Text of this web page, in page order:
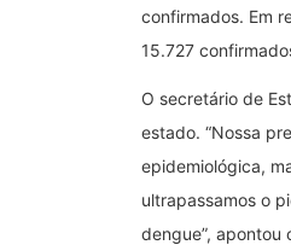
confirmados. Em
15.727
O secretário de
estado. “Nossa
epidemiológica,
ultrapassamos o
dengue”, apontou